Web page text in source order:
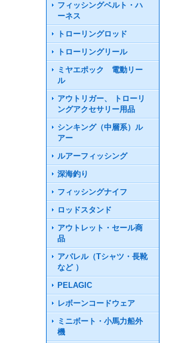
フィッシングベルト・ハ
ーネス
トローリングロッド
トローリングリール
ミヤエポック 電動リー
ル
アウトリガー、 トローリ
ングアクセサリー用品
シンキング（中層系）ル
アー
ルアーフィッシング
深海釣り
フィッシングナイフ
ロッドスタンド
アウトレット・セール商
品
アパレル（Tシャツ・長靴
など ）
PELAGIC
レボーンコードウェア
ミニボート・小馬力船外
機